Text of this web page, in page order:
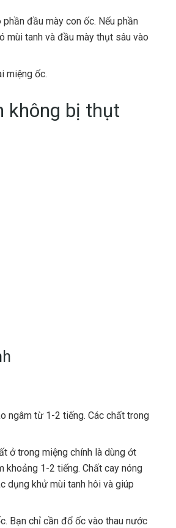
đầu mày con ốc. Nếu phần
mùi tanh và đầu mày thụt sâu vào
miệng ốc.
không bị thụt
ngâm từ 1-2 tiếng. Các chất trong
ở trong miệng chính là dùng ớt
khoảng 1-2 tiếng. Chất cay nóng
dụng khử mùi tanh hôi và giúp
Bạn chỉ cần đổ ốc vào thau nước